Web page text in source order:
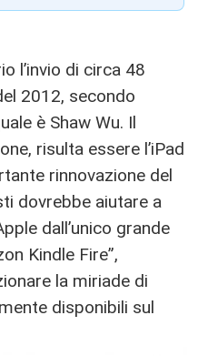
l’invio di circa 48
2012, secondo
è Shaw Wu. Il
risulta essere l’iPad
rinnovazione del
dovrebbe aiutare a
dall’unico grande
Kindle Fire”,
la miriade di
disponibili sul